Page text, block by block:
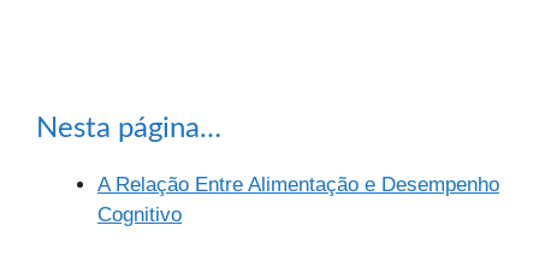
Nesta página…
A Relação Entre Alimentação e Desempenho
Cognitivo